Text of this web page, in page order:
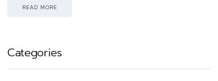
READ MORE
Categories